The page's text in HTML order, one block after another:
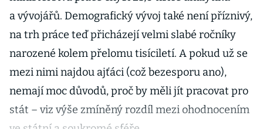
a vývojářů. Demografický vývoj také není příznivý,
na trh práce teď přicházejí velmi slabé ročníky
narozené kolem přelomu tisíciletí. A pokud už se
mezi nimi najdou ajťáci (což bezesporu ano),
nemají moc důvodů, proč by měli jít pracovat pro
stát – viz výše zmíněný rozdíl mezi ohodnocením